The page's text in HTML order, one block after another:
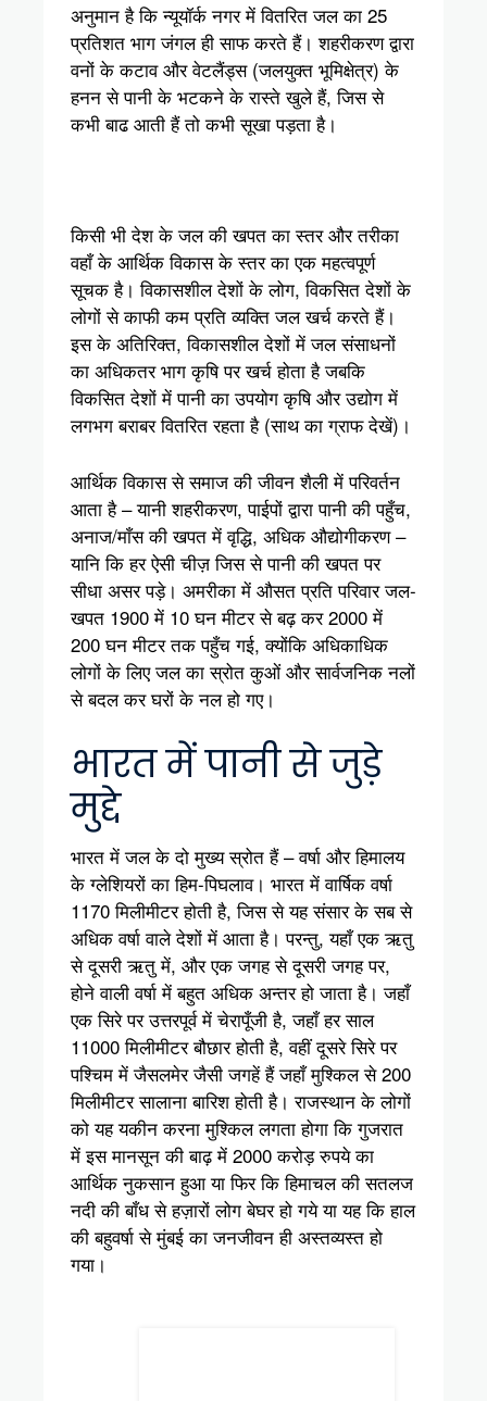
अनुमान है कि न्यूयॉर्क नगर में वितरित जल का 25
प्रतिशत भाग जंगल ही साफ करते हैं। शहरीकरण द्वारा
वनों के कटाव और वेटलैंड्स (जलयुक्त भूमिक्षेत्र) के
हनन से पानी के भटकने के रास्ते खुले हैं, जिस से
कभी बाढ आती हैं तो कभी सूखा पड़ता है।
किसी भी देश के जल की खपत का स्तर और तरीका
वहाँ के आर्थिक विकास के स्तर का एक महत्वपूर्ण
सूचक है। विकासशील देशों के लोग, विकसित देशों के
लोगों से काफी कम प्रति व्यक्ति जल खर्च करते हैं।
इस के अतिरिक्त, विकासशील देशों में जल संसाधनों
का अधिकतर भाग कृषि पर खर्च होता है जबकि
विकसित देशों में पानी का उपयोग कृषि और उद्योग में
लगभग बराबर वितरित रहता है (साथ का ग्राफ देखें)।
आर्थिक विकास से समाज की जीवन शैली में परिवर्तन
आता है – यानी शहरीकरण, पाईपों द्वारा पानी की पहुँच,
अनाज/माँस की खपत में वृद्धि, अधिक औद्योगीकरण –
यानि कि हर ऐसी चीज़ जिस से पानी की खपत पर
सीधा असर पड़े। अमरीका में औसत प्रति परिवार जल-
खपत 1900 में 10 घन मीटर से बढ़ कर 2000 में
200 घन मीटर तक पहुँच गई, क्योंकि अधिकाधिक
लोगों के लिए जल का स्रोत कुओं और सार्वजनिक नलों
से बदल कर घरों के नल हो गए।
भारत में पानी से जुड़े
मुद्दे
भारत में जल के दो मुख्य स्रोत हैं – वर्षा और हिमालय
के ग्लेशियरों का हिम-पिघलाव। भारत में वार्षिक वर्षा
1170 मिलीमीटर होती है, जिस से यह संसार के सब से
अधिक वर्षा वाले देशों में आता है। परन्तु, यहाँ एक ऋतु
से दूसरी ऋतु में, और एक जगह से दूसरी जगह पर,
होने वाली वर्षा में बहुत अधिक अन्तर हो जाता है। जहाँ
एक सिरे पर उत्तरपूर्व में चेरापूँजी है, जहाँ हर साल
11000 मिलीमीटर बौछार होती है, वहीं दूसरे सिरे पर
पश्चिम में जैसलमेर जैसी जगहें हैं जहाँ मुश्किल से 200
मिलीमीटर सालाना बारिश होती है। राजस्थान के लोगों
को यह यकीन करना मुश्किल लगता होगा कि गुजरात
में इस मानसून की बाढ़ में 2000 करोड़ रुपये का
आर्थिक नुकसान हुआ या फिर कि हिमाचल की सतलज
नदी की बाँध से हज़ारों लोग बेघर हो गये या यह कि हाल
की बहुवर्षा से मुंबई का जनजीवन ही अस्तव्यस्त हो
गया।